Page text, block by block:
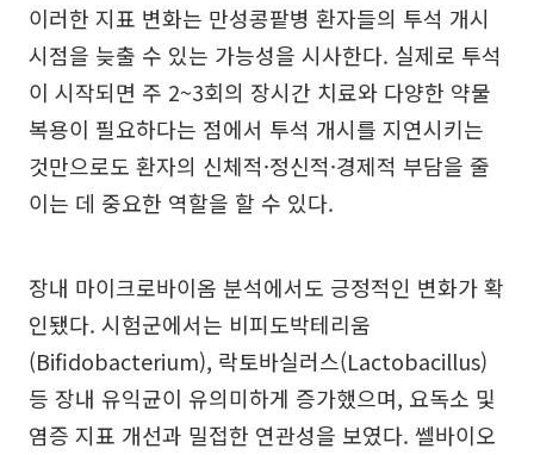
이러한 지표 변화는 만성콩팥병 환자들의 투석 개시
시점을 늦출 수 있는 가능성을 시사한다. 실제로 투석
이 시작되면 주 2~3회의 장시간 치료와 다양한 약물
복용이 필요하다는 점에서 투석 개시를 지연시키는
것만으로도 환자의 신체적·정신적·경제적 부담을 줄
이는 데 중요한 역할을 할 수 있다.
장내 마이크로바이옴 분석에서도 긍정적인 변화가 확
인됐다. 시험군에서는 비피도박테리움
(Bifidobacterium), 락토바실러스(Lactobacillus)
등 장내 유익균이 유의미하게 증가했으며, 요독소 및
염증 지표 개선과 밀접한 연관성을 보였다. 쎌바이오